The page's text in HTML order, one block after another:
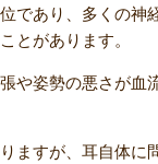
であり、多くの神
とがあります。
や姿勢の悪さが血
ますが、耳自体